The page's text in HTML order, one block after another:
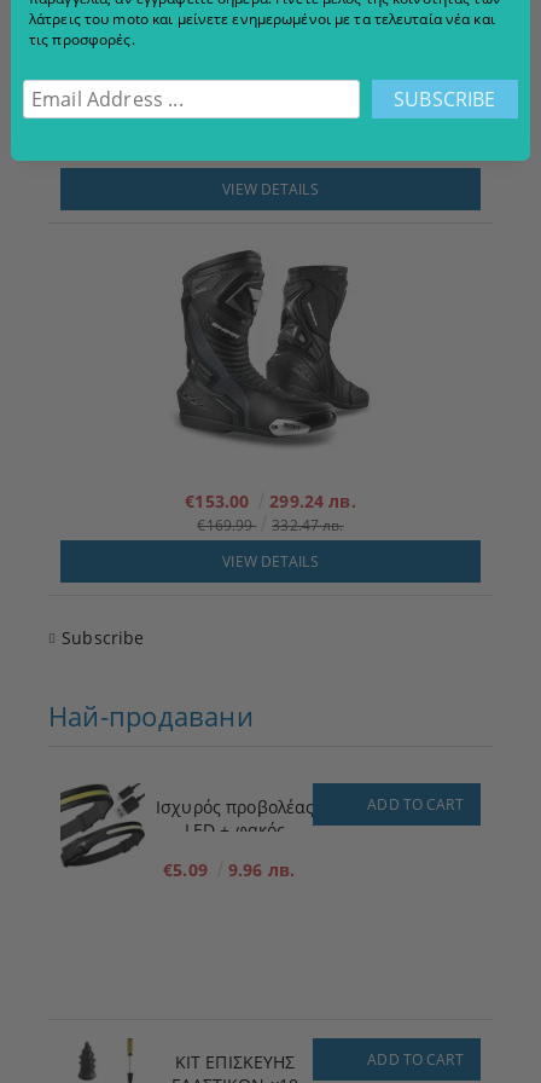
Γάντια μοτοσικλέτας Modeka Miako AIr Μαύρο/Λευκό
VIEW DETAILS
€153.00 299.24 лв.
€169.99
332.47 лв.
VIEW DETAILS
Subscribe
Най-продавани
Ισχυρός προβολέας
LED + φακός
€5.09
9.96 лв.
ADD TO CART
ΚΙΤ ΕΠΙΣΚΕΥΗΣ
ADD TO CART
λάτρεις του moto και μείνετε ενημερωμένοι με τα τελευταία νέα και
τις προσφορές.